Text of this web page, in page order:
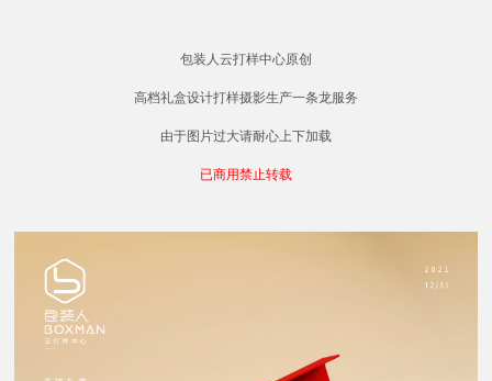
包装人云打样中心原创
高档礼盒设计打样摄影生产一条龙服务
由于图片过大请耐心上下加载
已商用禁止转载